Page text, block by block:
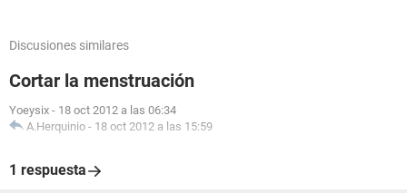
Discusiones similares
Cortar la menstruación
Yoeysix - 18 oct 2012 a las 06:34
A.Herquinio - 18 oct 2012 a las 15:59
1 respuesta